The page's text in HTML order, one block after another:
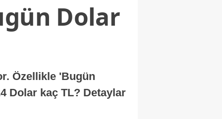
Dolar
Özellikle 'Bugün
Dolar kaç TL? Detaylar